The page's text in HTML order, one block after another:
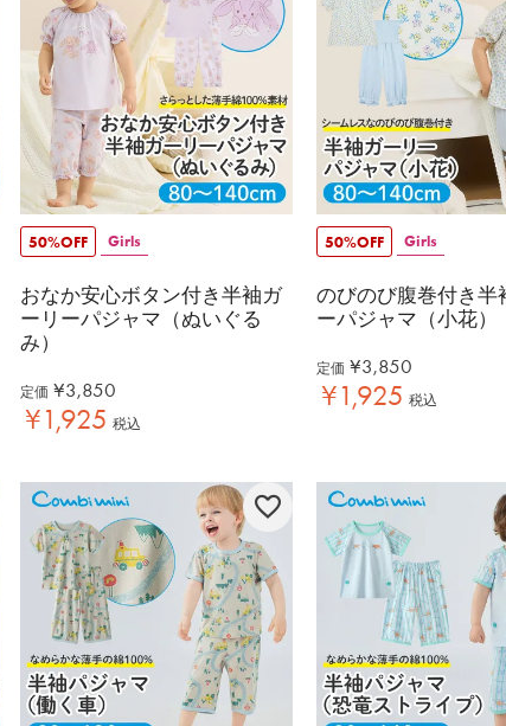
50%OFF Girls
おなか安心ボタン付き半袖ガ
ーリーパジャマ（ぬいぐる
み）
定価 ¥3,850
¥1,925 税込
50%OFF Girls
のびのび腹巻付き半
ーパジャマ（小花）
定価 ¥3,850
¥1,925 税込